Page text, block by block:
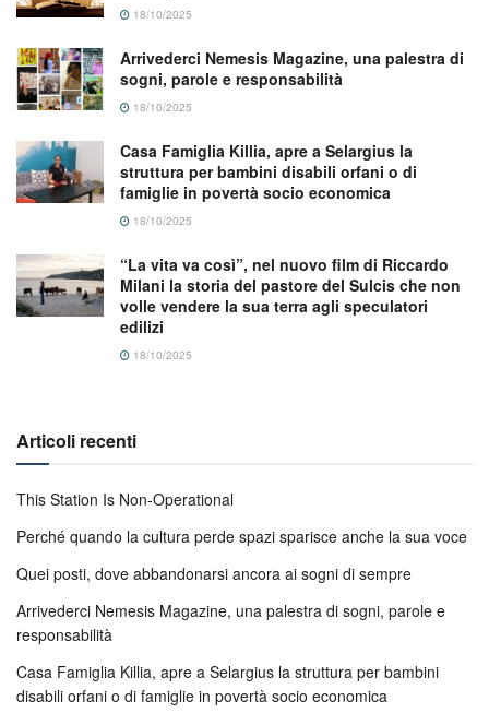
18/10/2025
Arrivederci Nemesis Magazine, una palestra di
sogni, parole e responsabilità
18/10/2025
Casa Famiglia Killia, apre a Selargius la
struttura per bambini disabili orfani o di
famiglie in povertà socio economica
18/10/2025
“La vita va così”, nel nuovo film di Riccardo
Milani la storia del pastore del Sulcis che non
volle vendere la sua terra agli speculatori
edilizi
18/10/2025
Articoli recenti
This Station Is Non-Operational
Perché quando la cultura perde spazi sparisce anche la sua voce
Quei posti, dove abbandonarsi ancora ai sogni di sempre
Arrivederci Nemesis Magazine, una palestra di sogni, parole e
responsabilità
Casa Famiglia Killia, apre a Selargius la struttura per bambini
disabili orfani o di famiglie in povertà socio economica